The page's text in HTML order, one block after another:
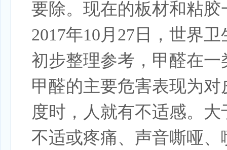
要除。现在的板材和粘胶
2017年10月27日，世界
初步整理参考，甲醛在
甲醛的主要危害表现为
度时，人就有不适感。
不适或疼痛、声音嘶哑